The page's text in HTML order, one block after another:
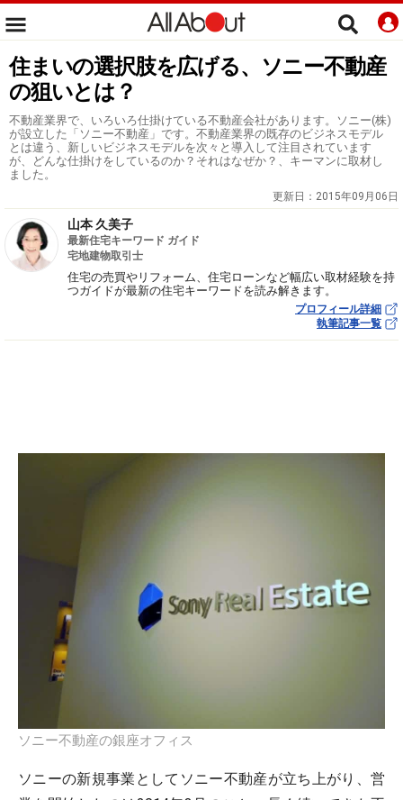
住まいの選択肢を広げる、ソニー不動産
の狙いとは？
不動産業界で、いろいろ仕掛けている不動産会社があります。ソニー(株)
が設立した「ソニー不動産」です。不動産業界の既存のビジネスモデル
とは違う、新しいビジネスモデルを次々と導入して注目されています
が、どんな仕掛けをしているのか？それはなぜか？、キーマンに取材し
ました。
更新日： 2015年09月06日
山本 久美子
最新住宅キーワード ガイド
宅地建物取引士
住宅の売買やリフォーム、住宅ローンなど幅広い取材経験を持
つガイドが最新の住宅キーワードを読み解きます。
プロフィール詳細
執筆記事一覧
ソニー不動産の銀座オフィス
ソニーの新規事業としてソニー不動産が立ち上がり、営